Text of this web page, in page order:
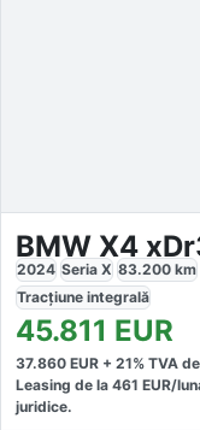
BMW X4
2024 Seria X 83.200 km
Tracțiune integrală
45.811 EUR
37.860 EUR + 21% TVA
Leasing de la 461 EUR/
juridice.